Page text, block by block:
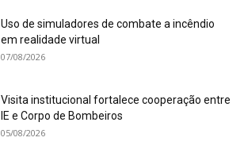
Uso de simuladores de combate a incêndio
em realidade virtual
07/08/2026
Visita institucional fortalece cooperação entre
IE e Corpo de Bombeiros
05/08/2026